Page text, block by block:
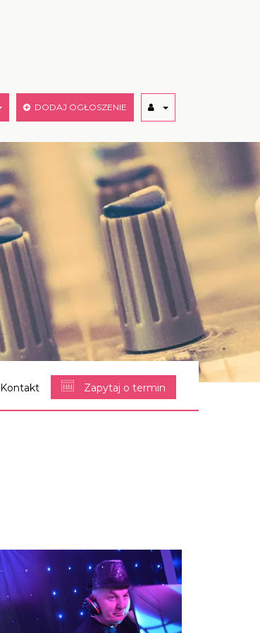
DODAJ OGŁOSZENIE
Kontakt Zapytaj o termin